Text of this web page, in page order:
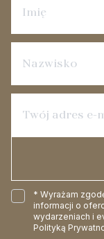
* Wyrażam
informacji o
wydarzeniach i
Polityką